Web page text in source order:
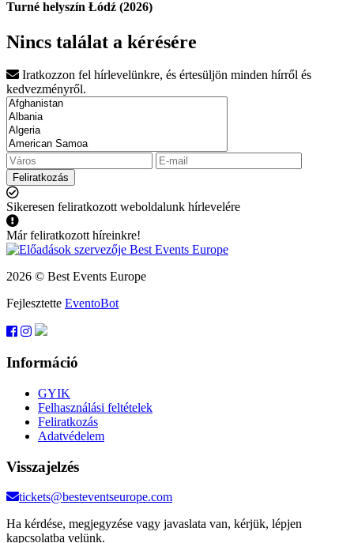
Turné helyszín Łódź (2026)
Nincs találat a kérésére
Iratkozzon fel hírlevelünkre, és értesüljön minden hírről és
kedvezményről.
Feliratkozás
Sikeresen feliratkozott weboldalunk hírlevelére
Már feliratkozott híreinkre!
2026 © Best Events Europe
Fejlesztette EventoBot
Információ
GYIK
Felhasználási feltételek
Feliratkozás
Adatvédelem
Visszajelzés
tickets@besteventseurope.com
Ha kérdése, megjegyzése vagy javaslata van, kérjük, lépjen
kapcsolatba velünk.